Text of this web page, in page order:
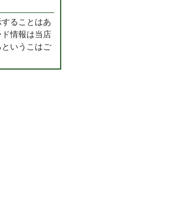
ることはあ
情報は当店
いうこはご